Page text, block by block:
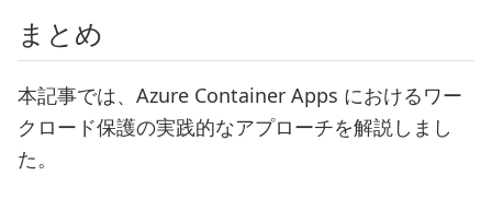
まとめ
本記事では、Azure Container Apps におけるワー
クロード保護の実践的なアプローチを解説しまし
た。